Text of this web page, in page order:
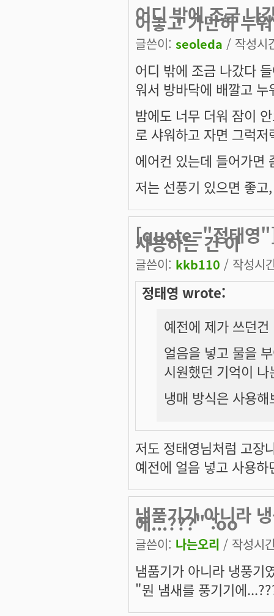
어디 밖에 조금 나
어놓고 가만히 누워
글쓴이: seoleda / 작성시
어디 밖에 조금 나갔다
워서 방바닥에 배깔고
밤에도 너무 더워 잠이
로 샤워하고 자면 그럭
에어컨 있는데 들어가면
저는 선풍기 있으면 좋
[quote="정태영"]
사용하는 건 아
글쓴이: kkb110 / 작성시
정태영 wrote:
예전에 제가 쓰던
얼음을 넣고 물을
시원했던 기억이
냉매 방식은 사용
저도 정태영님처럼 고장
예전에 얼음 넣고 사용
냄품기가 아니라
에...???" :oo
글쓴이: 나는오리 / 작성시
냄품기가 아니라 냉풍기
"뭔 냄새를 풍기기에